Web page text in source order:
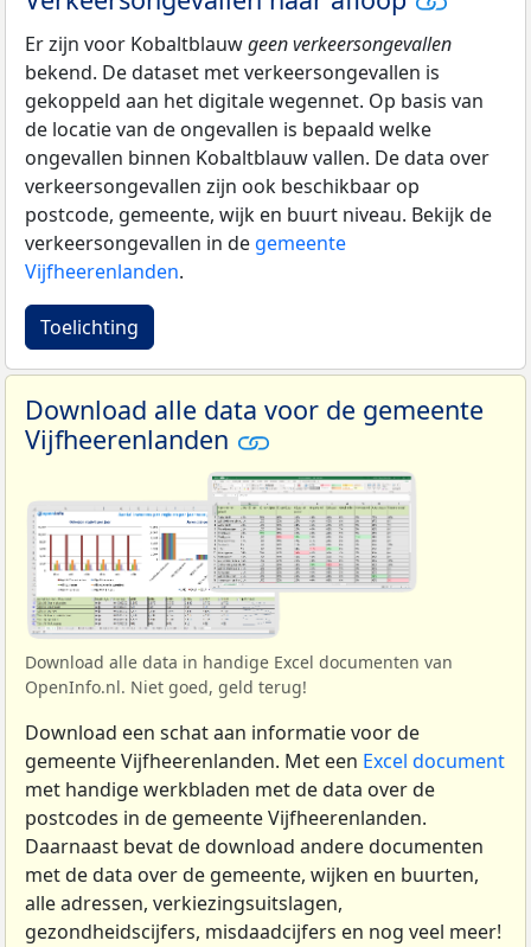
Er zijn voor Kobaltblauwgeen verkeersongevallen
bekend. De dataset met verkeersongevallen is
gekoppeld aan het digitale wegennet. Op basis van
de locatie van de ongevallen is bepaald welke
ongevallen binnen Kobaltblauw vallen. De data over
verkeersongevallen zijn ook beschikbaar op
postcode, gemeente, wijk en buurt niveau. Bekijk de
verkeersongevallen in de gemeente
Vijfheerenlanden.
Toelichting
Download alle data voor de gemeente
Vijfheerenlanden
Download alle data in handige Excel documenten van
OpenInfo.nl. Niet goed, geld terug!
Download een schat aan informatie voor de
gemeente Vijfheerenlanden. Met een Excel document
met handige werkbladen met de data over de
postcodes in de gemeente Vijfheerenlanden.
Daarnaast bevat de download andere documenten
met de data over de gemeente, wijken en buurten,
alle adressen, verkiezingsuitslagen,
gezondheidscijfers, misdaadcijfers en nog veel meer!